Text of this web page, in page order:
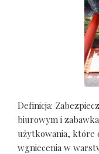
Definicja:
biurowym i
użytkowania, które
wgniecenia w